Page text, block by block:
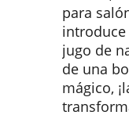
para
jugo de
de una
mágico,